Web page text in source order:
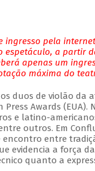
ingresso pela
espetáculo, a partir
apenas um
máxima do
duos de violão da
Awards
e latino-
outros. Em
entre
evidencia a força
quanto a